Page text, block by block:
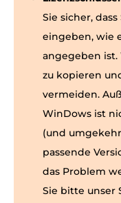
Sie sicher,
eingeben, wie
angegeben ist.
zu kopieren
vermeiden.
WinDows ist
(und
passende
das Problem
Sie bitte unser